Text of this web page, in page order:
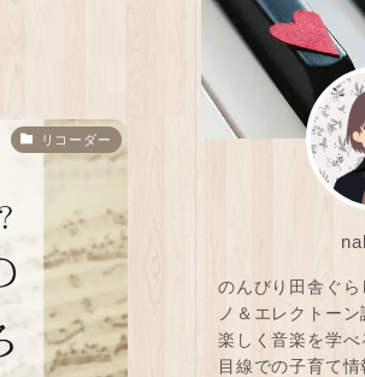
リコーダー
のんびり田舎ぐ
ノ＆エレクトーン
楽しく音楽を学
目線での子育て情